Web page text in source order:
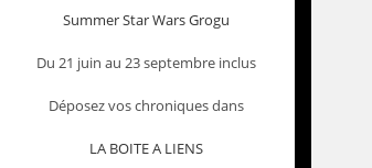
Summer Star Wars Grogu
Du 21 juin au 23 septembre inclus
Déposez vos chroniques dans
LA BOITE A LIENS